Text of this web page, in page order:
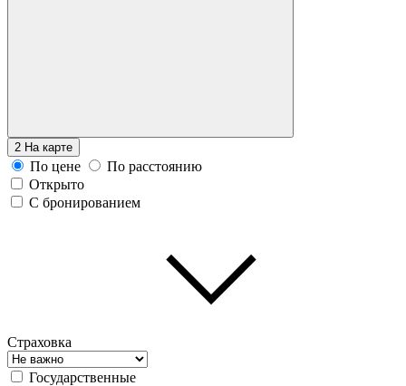
2 На карте
По цене
По расстоянию
Открыто
С бронированием
Страховка
Государственные